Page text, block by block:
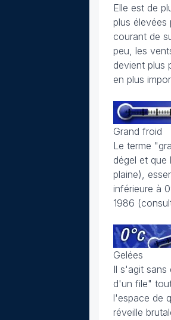
Elle est de
plus élevées
courant de
peu, les
devient plus
en plus
Grand froid
Le terme
dégel et
plaine),
inférieure à
1986
Gelées
Il s'agit sans
d'un file"
l'espace de
réveille